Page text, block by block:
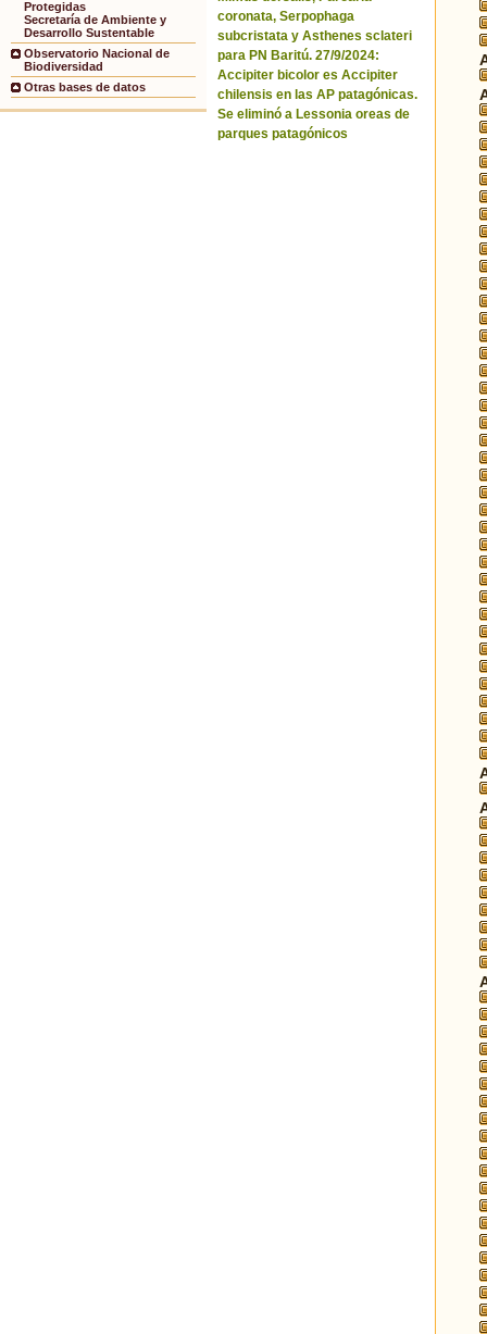
Protegidas
Secretaría de Ambiente y
Desarrollo Sustentable
Observatorio Nacional de
Biodiversidad
Otras bases de datos
coronata, Serpophaga
subcristata y Asthenes sclateri
para PN Baritú. 27/9/2024:
Accipiter bicolor es Accipiter
chilensis en las AP patagónicas.
Se eliminó a Lessonia oreas de
parques patagónicos